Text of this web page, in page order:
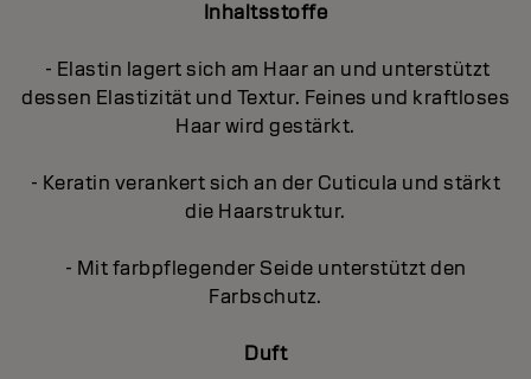
Inhaltsstoffe
- Elastin lagert sich am Haar an und unterstützt
dessen Elastizität und Textur. Feines und kraftloses
Haar wird gestärkt.
- Keratin verankert sich an der Cuticula und stärkt
die Haarstruktur.
- Mit farbpflegender Seide unterstützt den
Farbschutz.
Duft